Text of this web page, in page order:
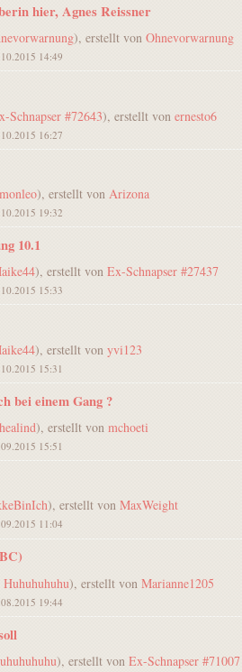
hier, Agnes Reissner
), erstellt von Ohnevorwarnung
14:49
Schnapser #72643), erstellt von ernesto6
16:27
), erstellt von Arizona
19:32
10.1
), erstellt von Ex-Schnapser #27437
15:33
), erstellt von yvi123
15:31
bei einem Gang ?
), erstellt von mchoeti
15:51
), erstellt von MaxWeight
11:04
Huhuhuhuhu), erstellt von Marianne1205
19:44
), erstellt von Ex-Schnapser #71007